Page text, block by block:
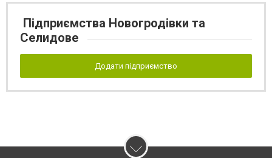
Підприємства Новогродівки та
Селидове
Додати підприємство